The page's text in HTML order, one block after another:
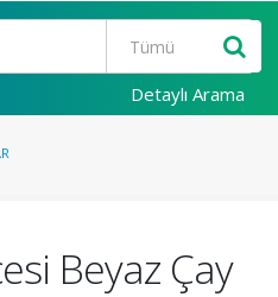
Detaylı Arama
Beyaz Çay